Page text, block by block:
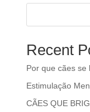
Recent
Por que cães se
Estimulação
CÃES QUE